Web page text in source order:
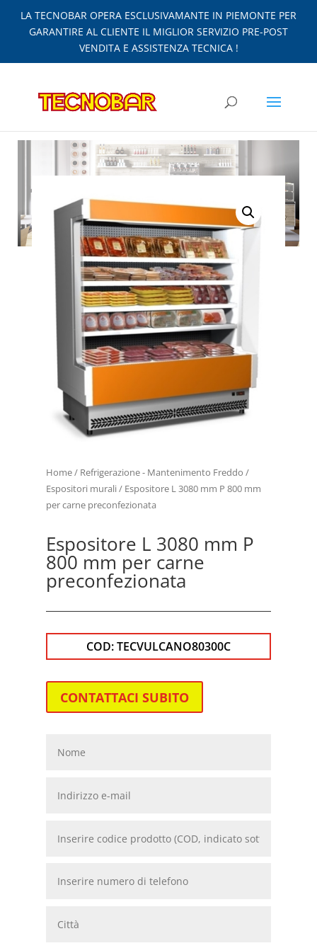
LA TECNOBAR OPERA ESCLUSIVAMANTE IN PIEMONTE PER
GARANTIRE AL CLIENTE IL MIGLIOR SERVIZIO PRE-POST
VENDITA E ASSISTENZA TECNICA !
Home/ Refrigerazione - Mantenimento Freddo /
Espositori murali/ Espositore L 3080 mm P 800 mm
per carne preconfezionata
Espositore L 3080 mm P
800 mm per carne
preconfezionata
COD:TECVULCANO80300C
CONTATTACI SUBITO